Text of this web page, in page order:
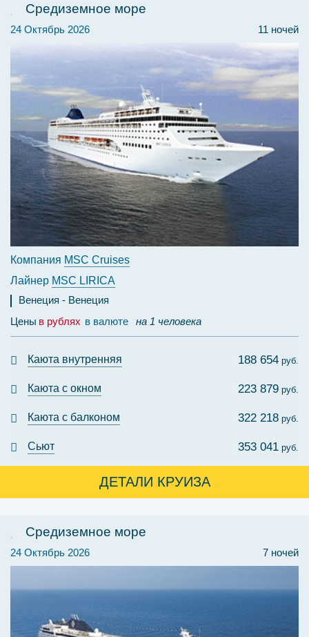
Средиземное море
11 ночей
24 Октябрь 2026
Компания MSC Cruises
Лайнер MSC LIRICA
Венеция
Венеция
Цены в рублях в валюте на 1 человека
Каюта внутренняя 188 654 руб.
Каюта с окном 223 879 руб.
Каюта с балконом 322 218 руб.
Сьют 353 041 руб.
ДЕТАЛИ КРУИЗА
Средиземное море
7 ночей
24 Октябрь 2026